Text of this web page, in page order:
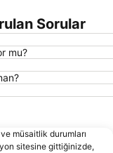
Sorular
mu?
müsaitlik durumları
sitesine gittiğinizde,